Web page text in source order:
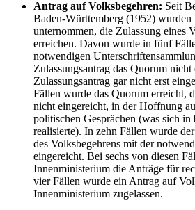
Antrag auf Volksbegehren: Seit
Baden-Württemberg (1952) wurden
unternommen, die Zulassung eines
erreichen. Davon wurde in fünf
notwendigen
Zulassungsantrag das Quorum
Zulassungsantrag gar nicht erst
Fällen wurde das Quorum erreicht,
nicht eingereicht, in der Hoffnung
politischen Gesprächen (was sich
realisierte). In zehn Fällen wurde
des Volksbegehrens mit der
eingereicht. Bei sechs von diesen
Innenministerium die Anträge für
vier Fällen wurde ein Antrag auf
Innenministerium zugelassen.